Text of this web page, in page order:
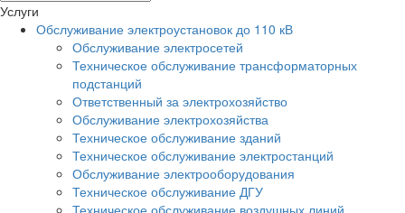
Услуги
Обслуживание электроустановок до 110 кВ
Обслуживание электросетей
Техническое обслуживание трансформаторных
подстанций
Ответственный за электрохозяйство
Обслуживание электрохозяйства
Техническое обслуживание зданий
Техническое обслуживание электростанций
Обслуживание электрооборудования
Техническое обслуживание ДГУ
Техническое обслуживание воздушных линий